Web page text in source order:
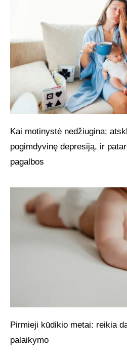
Kai motinystė nedžiugina:
pogimdyvinę depresiją, ir
pagalbos
Pirmieji kūdikio metai: reikia
palaikymo